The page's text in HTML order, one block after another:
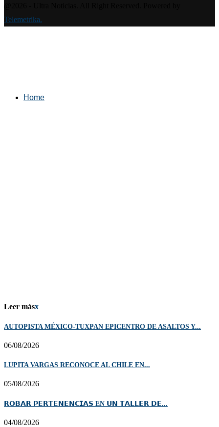
Telemetrika.
Home
Leer másx
AUTOPISTA MÉXICO-TUXPAN EPICENTRO DE ASALTOS Y...
06/08/2026
LUPITA VARGAS RECONOCE AL CHILE EN...
05/08/2026
𝗥𝗢𝗕𝗔𝗥 𝗣𝗘𝗥𝗧𝗘𝗡𝗘𝗡𝗖𝗜𝗔𝗦 EN 𝗨𝗡 𝗧𝗔𝗟𝗟𝗘𝗥 𝗗𝗘...
04/08/2026